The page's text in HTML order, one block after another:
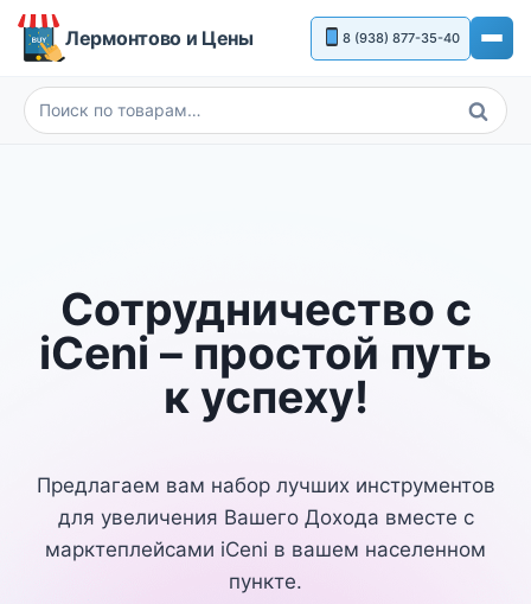
Перейти
Лермонтово и Цены 8 (938) 877-35-40
Искать:
Поиск
Сотрудничество с
iCeni – простой путь
к успеху!
Предлагаем вам набор лучших инструментов
для увеличения Вашего Дохода вместе с
марктеплейсами iCeni в вашем населенном
пункте.